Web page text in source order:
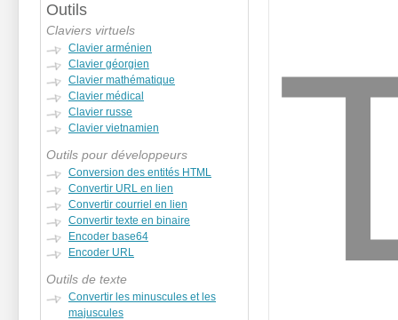
Outils
Claviers virtuels
Clavier arménien
Clavier géorgien
Clavier mathématique
Clavier médical
Clavier russe
Clavier vietnamien
Outils pour développeurs
Conversion des entités HTML
Convertir URL en lien
Convertir courriel en lien
Convertir texte en binaire
Encoder base64
Encoder URL
Outils de texte
Convertir les minuscules et les
majuscules